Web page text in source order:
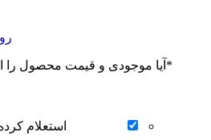
* آیا موجودی و قیمت محصول را
استعلام